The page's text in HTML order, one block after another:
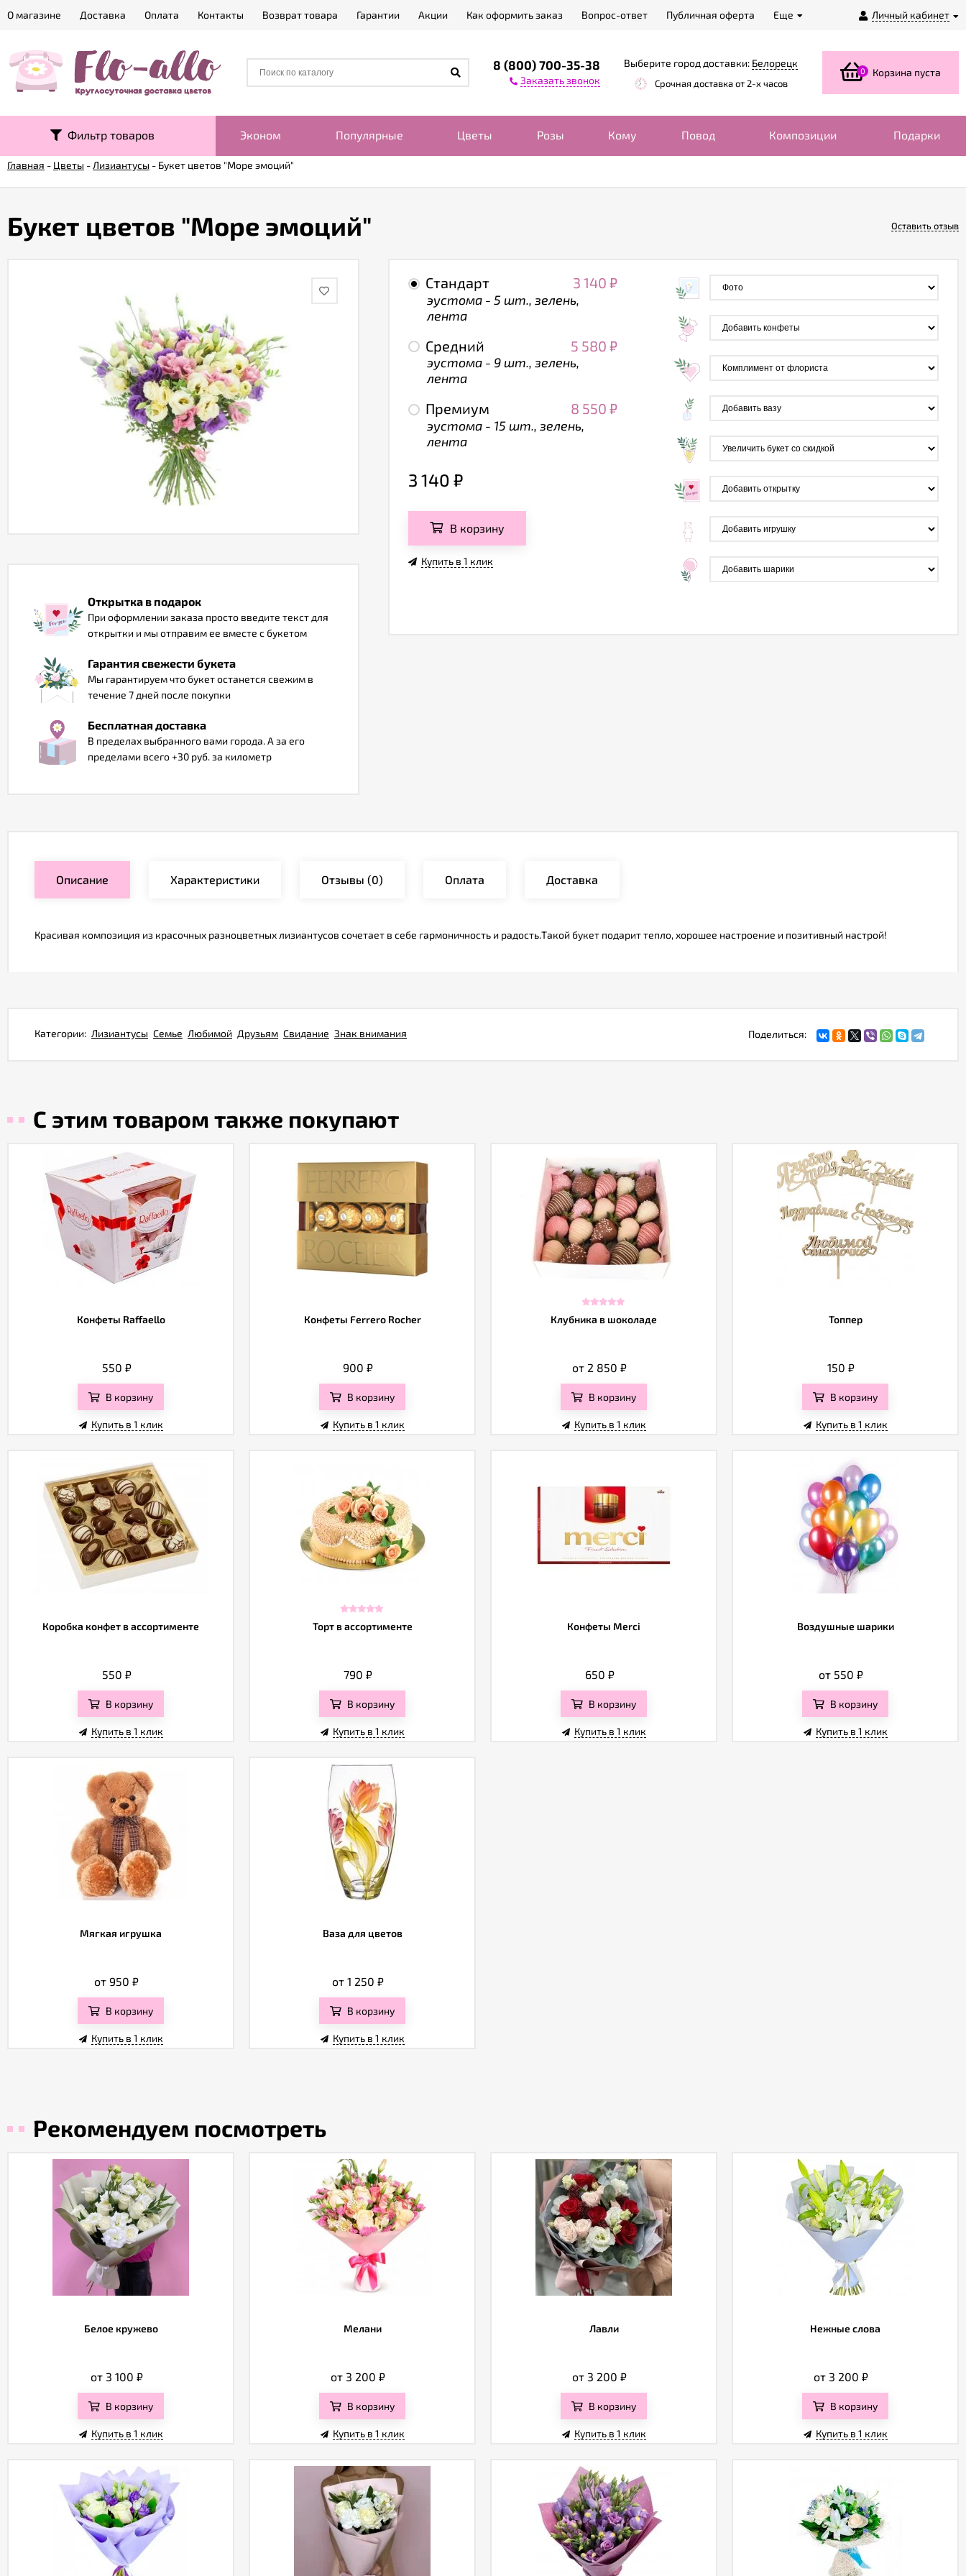
Личный кабинет
О магазине Доставка Оплата Контакты Возврат товара Гарантии Акции Как оформить заказ Вопрос-ответ Публичная оферта Еще
8 (800) 700-35-38
Заказать звонок
Выберите город доставки: Белорецк
Срочная доставка от 2-х часов
0 Корзина пуста
Фильтр товаров Эконом Популярные Цветы Розы Кому Повод Композиции Подарки
Главная - Цветы -Лизиантусы - Букет цветов "Море эмоций"
Букет цветов "Море эмоций" Оставить отзыв
Открытка в подарок
При оформлении заказа просто введите текст для
открытки и мы отправим ее вместе с букетом
Гарантия свежести букета
Мы гарантируем что букет останется свежим в
течение 7 дней после покупки
Бесплатная доставка
В пределах выбранного вами города. А за его
пределами всего +30 руб. за километр
Стандарт 3 140 ₽
эустома - 5 шт., зелень,
лента
Средний 5 580 ₽
эустома - 9 шт., зелень,
лента
Премиум 8 550 ₽
эустома - 15 шт., зелень,
лента
3 140 ₽
В корзину
Купить в 1 клик
Описание Характеристики Отзывы (0) Оплата Доставка
Красивая композиция из красочных разноцветных лизиантусов сочетает в себе гармоничность и радость.Такой букет подарит тепло, хорошее настроение и позитивный настрой!
Поделиться:
Категории: Лизиантусы Семье Любимой Друзьям Свидание Знак внимания
С этим товаром также покупают
Конфеты Raffaello
550 ₽
В корзину
Купить в 1 клик
Конфеты Ferrero Rocher
900 ₽
В корзину
Купить в 1 клик
Клубника в шоколаде
от 2 850 ₽
В корзину
Купить в 1 клик
Топпер
150 ₽
В корзину
Купить в 1 клик
Коробка конфет в ассортименте
550 ₽
В корзину
Купить в 1 клик
Торт в ассортименте
790 ₽
В корзину
Купить в 1 клик
Конфеты Merci
650 ₽
В корзину
Купить в 1 клик
Воздушные шарики
от 550 ₽
В корзину
Купить в 1 клик
Мягкая игрушка
от 950 ₽
В корзину
Купить в 1 клик
Ваза для цветов
от 1 250 ₽
В корзину
Купить в 1 клик
Рекомендуем посмотреть
Белое кружево
от 3 100 ₽
В корзину
Купить в 1 клик
Мелани
от 3 200 ₽
В корзину
Купить в 1 клик
Лавли
от 3 200 ₽
В корзину
Купить в 1 клик
Нежные слова
от 3 200 ₽
В корзину
Купить в 1 клик